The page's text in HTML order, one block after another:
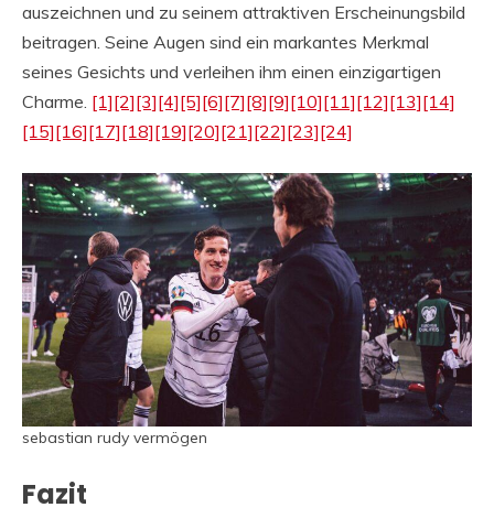
auszeichnen und zu seinem attraktiven Erscheinungsbild
beitragen. Seine Augen sind ein markantes Merkmal
seines Gesichts und verleihen ihm einen einzigartigen
Charme. [1][2][3][4][5][6][7][8][9][10][11][12][13][14]
[15][16][17][18][19][20][21][22][23][24]
sebastian rudy vermögen
Fazit